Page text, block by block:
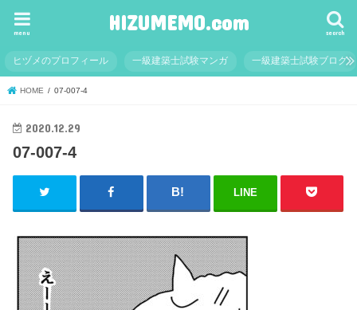
HIZUMEMO.com search
menu
ヒヅメのプロフィール 一級建築士試験マンガ 一級建築士試験ブログ
HOME 07-007-4
2020.12.29
07-007-4
LINE